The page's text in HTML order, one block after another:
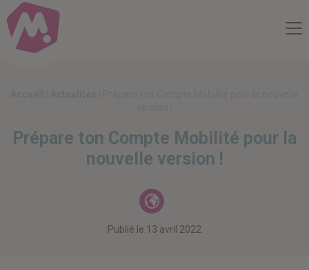
Compte Mobilité
Prépare ton Compte Mobilité pour la
nouvelle version !
Actualités
Publié le 13 avril 2022